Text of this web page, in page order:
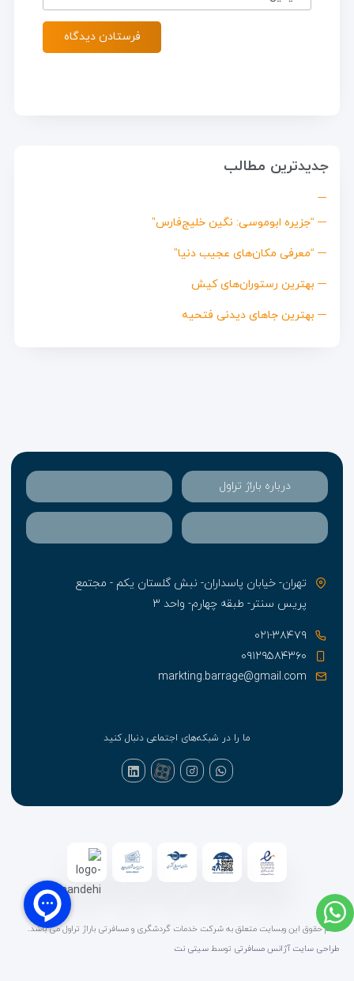
جدیدترین مطالب
“جزیره ابوموسی: نگین خلیج‌فارس”
“معرفی مکان‌های عجیب دنیا”
بهترین رستوران‌های کیش
بهترین جاهای دیدنی فتحیه
درباره باراژ تراول
تهران- خیابان پاسداران- نبش گلستان یکم - مجتمع
پریس سنتر- طبقه چهارم- واحد ۳
۰۲۱-۳۸۴۷۹
۰۹۱۲۹۵۸۴۳۶۰
markting.barrage@gmail.com
ما را در شبکه‌های اجتماعی دنبال کنید
تمام حقوق این وبسایت متعلق به شرکت خدمات گردشگری و مسافرتی باراژ تراول می باشد.
طراحی سایت آژانس مسافرتی توسط سیتی نت